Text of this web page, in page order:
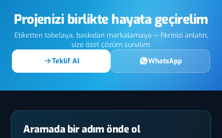
Projenizi birlikte hayata geçirelim
Etiketten tabelaya, baskıdan markalamaya — fikrinizi anlatın,
size özel çözüm sunalım.
Teklif Al
WhatsApp
Aramada bir adım önde ol